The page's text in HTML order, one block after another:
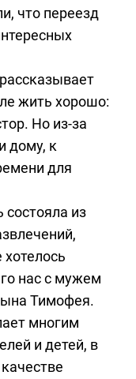
что переезд
жить хорошо:
Но из-за
дому, к
для
из
нас с мужем
Тимофея.
многим
и детей, в